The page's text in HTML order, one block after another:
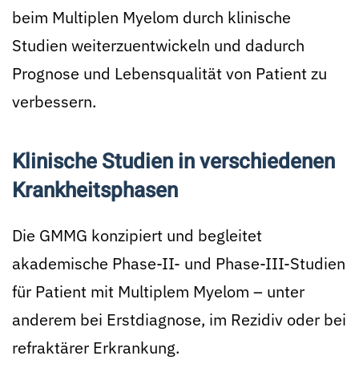
beim Multiplen Myelom durch klinische
Studien weiterzuentwickeln und dadurch
Prognose und Lebensqualität von Patient zu
verbessern.
Klinische Studien in verschiedenen
Krankheitsphasen
Die GMMG konzipiert und begleitet
akademische Phase-II- und Phase-III-Studien
für Patient mit Multiplem Myelom – unter
anderem bei Erstdiagnose, im Rezidiv oder bei
refraktärer Erkrankung.